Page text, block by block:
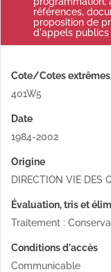
références,
proposition de
d'appels publics
Cote/Cotes extrêmes
401W5
Date
1984-2002
Origine
DIRECTION VIE DES
Évaluation, tris et
Traitement :
Conditions d'accès
Communicable